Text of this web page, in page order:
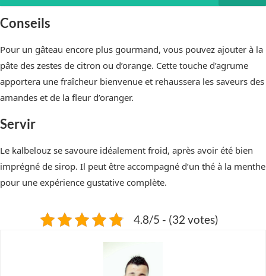
Conseils
Pour un gâteau encore plus gourmand, vous pouvez ajouter à la
pâte des zestes de citron ou d’orange. Cette touche d’agrume
apportera une fraîcheur bienvenue et rehaussera les saveurs des
amandes et de la fleur d’oranger.
Servir
Le kalbelouz se savoure idéalement froid, après avoir été bien
imprégné de sirop. Il peut être accompagné d’un thé à la menthe
pour une expérience gustative complète.
4.8/5 - (32 votes)